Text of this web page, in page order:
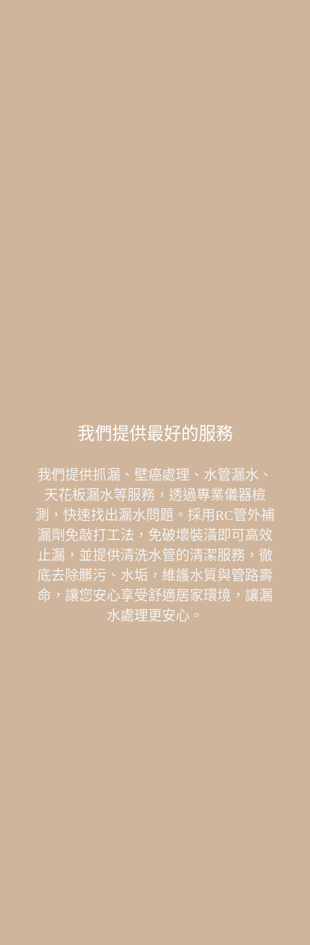
我們提供最好的服務
我們提供抓漏、壁癌處理、水管漏水、
天花板漏水等服務，透過專業儀器檢
測，快速找出漏水問題。採用RC管外補
漏劑免敲打工法，免破壞裝潢即可高效
止漏，並提供清洗水管的清潔服務，徹
底去除髒污、水垢，維護水質與管路壽
命，讓您安心享受舒適居家環境，讓漏
水處理更安心。